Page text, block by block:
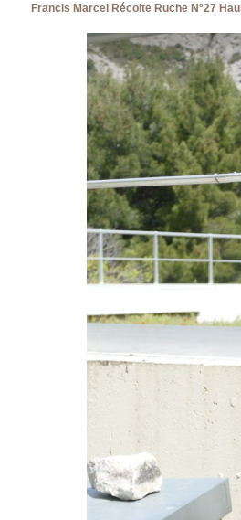
Francis Marcel Récolte Ruche N°27